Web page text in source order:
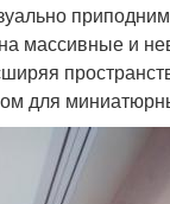
массивные и
для